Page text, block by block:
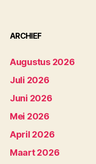
ARCHIEF
Augustus 2026
Juli 2026
Juni 2026
Mei 2026
April 2026
Maart 2026